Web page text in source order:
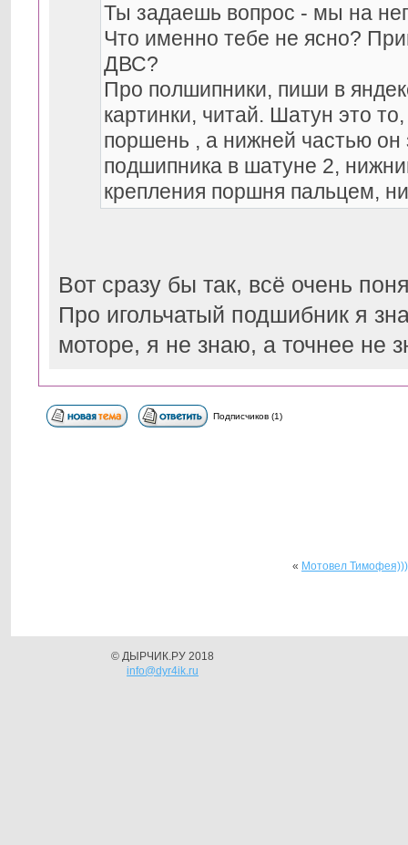
Ты задаешь вопрос - мы на
Что именно тебе не ясно?
ДВС?
Про полшипники, пиши в
картинки, читай. Шатун это
поршень , а нижней частью он
подшипника в шатуне 2,
крепления поршня пальцем,
Вот сразу бы так, всё очень
Про игольчатый подшибник я
моторе, я не знаю, а точнее не
Подписчиков (1)
« Мотовел
© ДЫРЧИК.РУ 2018
info@dyr4ik.ru